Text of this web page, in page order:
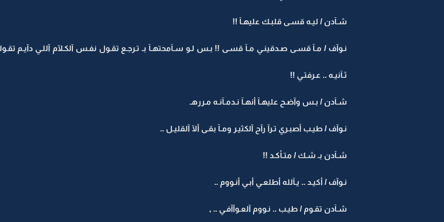
شـآدن / ليـه قسـى قلبـك عليهـآ !!
نـوآف / مـآ قسـى صـدقينـي مـآ قسـى !! بـس لـو سـآمحتهـآ بـ تـرجـع تقـول نفـس آلكـلآم آللـي دآيـم تقـولـه
ثـآنيـه .. عـرفتـي !!
شـآدن / بـس وآضـح عليهـآ أنهـآ نـدمـآنـه مـررهـ
نـوآف / طيـب أصبـري تـرآ رآح آلكثيـر ومـآ بقـى ألآ آلقليـل ..
شـآدن بـ شـك / متـأكـد !!
نـوآف / أكيـد .. يـآلله أطلعـي أبـي أنـووم ..
شـآدن تقـوم / طيـب .. نـووم آلعـوآآفـي .. ,